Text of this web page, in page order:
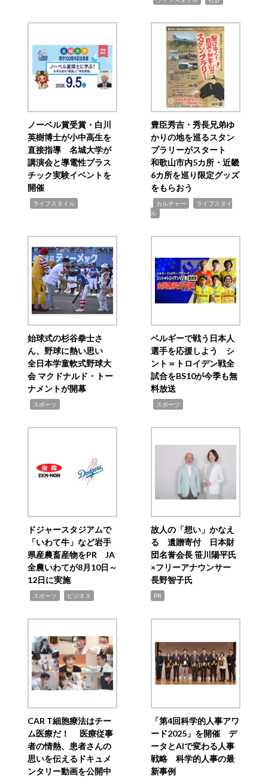
ノーベル賞受賞・白川
英樹博士が小中高生を
直接指導 名城大学が
講演会と導電性プラス
チック実験イベントを
開催
ライフスタイル
豊臣秀吉・秀長兄弟ゆ
かりの地を巡るスタン
プラリーがスタート
和歌山市内5カ所・近畿
6カ所を巡り限定グッズ
をもらおう
カルチャー
ライフスタイ
ル
始球式の杉谷拳士さ
ん、野球に熱い思い
全日本学童軟式野球大
会 マクドナルド・トー
ナメントが開幕
スポーツ
ベルギーで戦う日本人
選手を応援しよう シ
ント＝トロイデン戦全
試合をBS10が今季も無
料放送
スポーツ
ドジャースタジアムで
「いわて牛」など岩手
県産農畜産物をPR JA
全農いわてが8月10日～
12日に実施
スポーツ ビジネス
故人の「想い」かなえ
る 遺贈寄付 日本財
団名誉会長 笹川陽平氏
×フリーアナウンサー
長野智子氏
PR
CAR T細胞療法はチー
ム医療だ！ 医療従事
者の情熱、患者さんの
思いを伝えるドキュメ
ンタリー動画を公開中
「第4回科学的人事アワ
ード2025」を開催 デ
ータとAIで変わる人事
戦略 科学的人事の最
新事例